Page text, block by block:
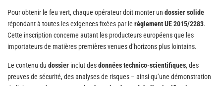
Pour obtenir le feu vert, chaque opérateur doit monter un dossier solide
répondant à toutes les exigences fixées par le règlement UE 2015/2283.
Cette inscription concerne autant les producteurs européens que les
importateurs de matières premières venues d’horizons plus lointains.
Le contenu du dossier inclut desdonnées technico-scientifiques, des
preuves de sécurité, des analyses de risques – ainsi qu’une démonstration